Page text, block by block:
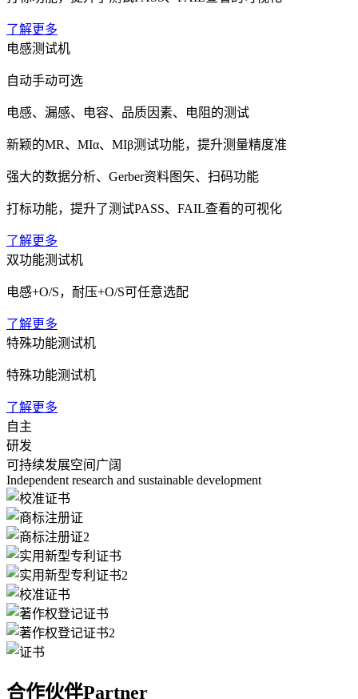
了解更多
电感测试机
自动手动可选
电感、漏感、电容、品质因素、电阻的测试
新颖的MR、MIα、MIβ测试功能，提升测量精度准
强大的数据分析、Gerber资料图矢、扫码功能
打标功能，提升了测试PASS、FAIL查看的可视化
了解更多
双功能测试机
电感+O/S，耐压+O/S可任意选配
了解更多
特殊功能测试机
特殊功能测试机
了解更多
自主
研发
可持续发展空间广阔
Independent research and sustainable development
合作伙伴Partner